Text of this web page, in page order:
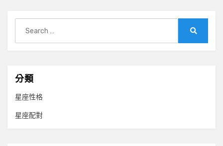
for:
分類
星座性格
星座配對